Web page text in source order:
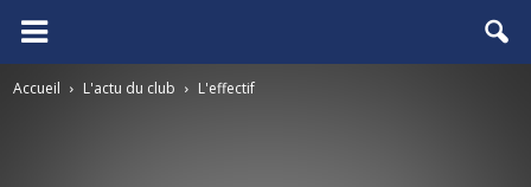
FCGB.net
Accueil L'actu du club L'effectif